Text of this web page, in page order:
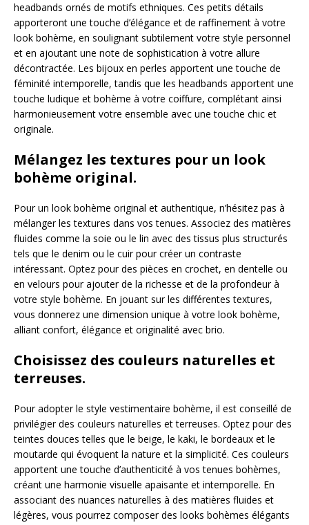
headbands ornés de motifs ethniques. Ces petits détails
apporteront une touche d’élégance et de raffinement à votre
look bohème, en soulignant subtilement votre style personnel
et en ajoutant une note de sophistication à votre allure
décontractée. Les bijoux en perles apportent une touche de
féminité intemporelle, tandis que les headbands apportent une
touche ludique et bohème à votre coiffure, complétant ainsi
harmonieusement votre ensemble avec une touche chic et
originale.
Mélangez les textures pour un look
bohème original.
Pour un look bohème original et authentique, n’hésitez pas à
mélanger les textures dans vos tenues. Associez des matières
fluides comme la soie ou le lin avec des tissus plus structurés
tels que le denim ou le cuir pour créer un contraste
intéressant. Optez pour des pièces en crochet, en dentelle ou
en velours pour ajouter de la richesse et de la profondeur à
votre style bohème. En jouant sur les différentes textures,
vous donnerez une dimension unique à votre look bohème,
alliant confort, élégance et originalité avec brio.
Choisissez des couleurs naturelles et
terreuses.
Pour adopter le style vestimentaire bohème, il est conseillé de
privilégier des couleurs naturelles et terreuses. Optez pour des
teintes douces telles que le beige, le kaki, le bordeaux et le
moutarde qui évoquent la nature et la simplicité. Ces couleurs
apportent une touche d’authenticité à vos tenues bohèmes,
créant une harmonie visuelle apaisante et intemporelle. En
associant des nuances naturelles à des matières fluides et
légères, vous pourrez composer des looks bohèmes élégants